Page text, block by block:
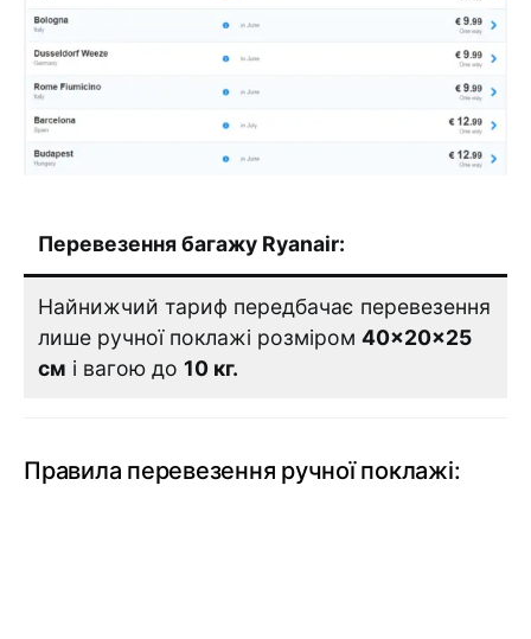
Перевезення багажу Ryanair:
Найнижчий тариф передбачає перевезення
лише ручної поклажі розміром 40×20×25
см і вагою до 10 кг.
Правила перевезення ручної поклажі: